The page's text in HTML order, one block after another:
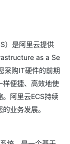
）是阿里云提供
as a Se
采购IT硬件的前期
样便捷、高效地使
阿里云ECS持续
业务发展。